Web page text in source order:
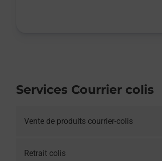
Services Courrier colis
Vente de produits courrier-colis
Retrait colis